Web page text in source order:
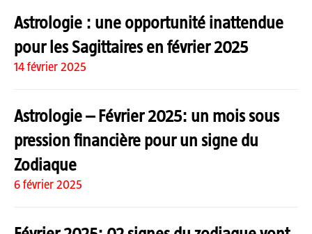
Astrologie : une opportunité inattendue
pour les Sagittaires en février 2025
14 février 2025
Astrologie – Février 2025: un mois sous
pression financière pour un signe du
Zodiaque
6 février 2025